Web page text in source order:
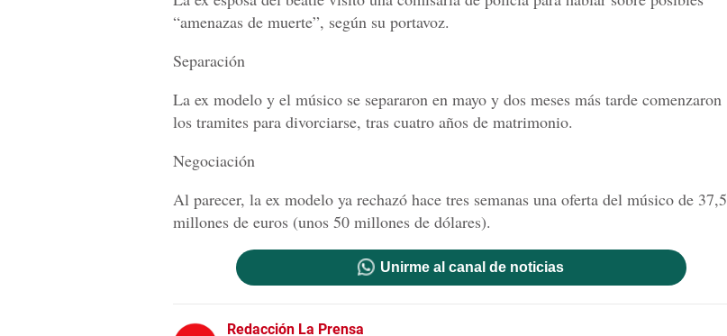
“amenazas de muerte”, según su portavoz.
Separación
La ex modelo y el músico se separaron en mayo y dos meses más tarde comenzaron
los tramites para divorciarse, tras cuatro años de matrimonio.
Negociación
Al parecer, la ex modelo ya rechazó hace tres semanas una oferta del músico de 37,5
millones de euros (unos 50 millones de dólares).
Unirme al canal de noticias
Redacción La Prensa